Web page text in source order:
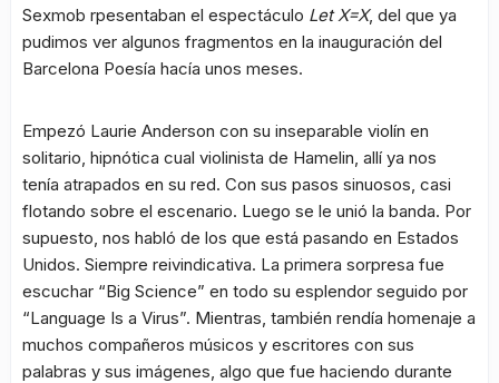
Sexmob rpesentaban el espectáculo Let X=X, del que ya
pudimos ver algunos fragmentos en la inauguración del
Barcelona Poesía hacía unos meses.
Empezó Laurie Anderson con su inseparable violín en
solitario, hipnótica cual violinista de Hamelin, allí ya nos
tenía atrapados en su red. Con sus pasos sinuosos, casi
flotando sobre el escenario. Luego se le unió la banda. Por
supuesto, nos habló de los que está pasando en Estados
Unidos. Siempre reivindicativa. La primera sorpresa fue
escuchar “Big Science” en todo su esplendor seguido por
“Language Is a Virus”. Mientras, también rendía homenaje a
muchos compañeros músicos y escritores con sus
palabras y sus imágenes, algo que fue haciendo durante